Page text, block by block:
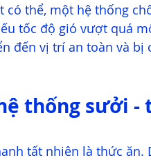
thể, một hệ thống
tốc độ gió vượt quá
đến vị trí an toàn và bị
thống sưởi -
tất nhiên là thức ăn.